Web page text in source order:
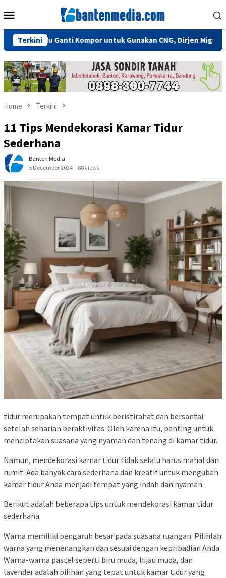
to
Menu
Terkini
Perlu Ganti Kompor untuk Gunakan CNG, Dirjen Migas: Cukup
Home Terkini
11 Tips Mendekorasi Kamar Tidur
Sederhana
Banten Media
5 December 2024
88 views
tidur merupakan tempat untuk beristirahat dan bersantai
setelah seharian beraktivitas. Oleh karena itu, penting untuk
menciptakan suasana yang nyaman dan tenang di kamar tidur.
Namun, mendekorasi kamar tidur tidak selalu harus mahal dan
rumit. Ada banyak cara sederhana dan kreatif untuk mengubah
kamar tidur Anda menjadi tempat yang indah dan nyaman.
Berikut adalah beberapa tips untuk mendekorasi kamar tidur
sederhana:
Warna memiliki pengaruh besar pada suasana ruangan. Pilihlah
warna yang menenangkan dan sesuai dengan kepribadian Anda.
Warna-warna pastel seperti biru muda, hijau muda, dan
lavender adalah pilihan yang tepat untuk kamar tidur yang